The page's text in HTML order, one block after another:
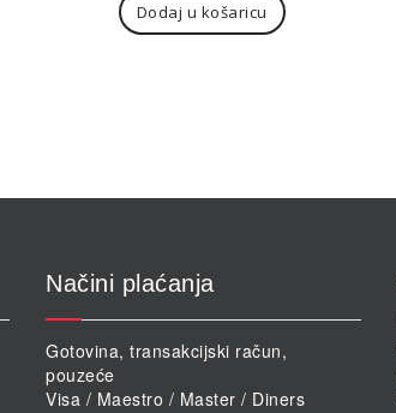
Dodaj u košaricu
Načini plaćanja
Gotovina, transakcijski račun,
pouzeće
Visa / Maestro / Master / Diners